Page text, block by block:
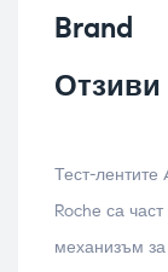
Brand
Отзиви
Тест-
Roche са
механизъм